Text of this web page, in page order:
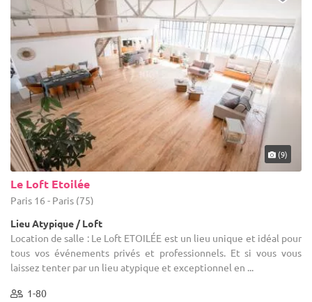
(9)
Le Loft Etoilée
Paris 16 - Paris (75)
Lieu Atypique / Loft
Location de salle : Le Loft ETOILÉE est un lieu unique et idéal pour
tous vos événements privés et professionnels. Et si vous vous
laissez tenter par un lieu atypique et exceptionnel en ...
1-80